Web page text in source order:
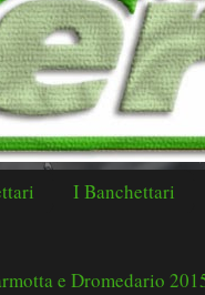
I Banchettari
e Dromedario